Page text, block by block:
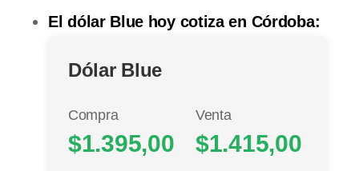
El dólar Blue hoy cotiza en Córdoba:
Dólar Blue
Compra
$1.395,00
Venta
$1.415,00